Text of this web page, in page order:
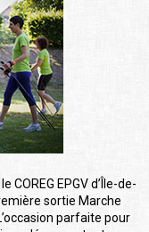
le COREG EPGV d’Île-de-
sortie Marche
parfaite pour